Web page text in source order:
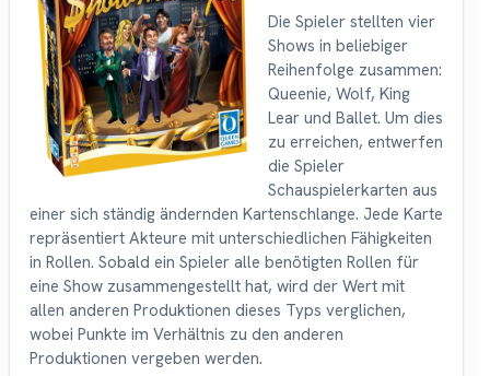
Die Spieler stellten vier
Shows in beliebiger
Reihenfolge zusammen:
Queenie, Wolf, King
Lear und Ballet. Um dies
zu erreichen, entwerfen
die Spieler
Schauspielerkarten aus
einer sich ständig ändernden Kartenschlange. Jede Karte
repräsentiert Akteure mit unterschiedlichen Fähigkeiten
in Rollen. Sobald ein Spieler alle benötigten Rollen für
eine Show zusammengestellt hat, wird der Wert mit
allen anderen Produktionen dieses Typs verglichen,
wobei Punkte im Verhältnis zu den anderen
Produktionen vergeben werden.